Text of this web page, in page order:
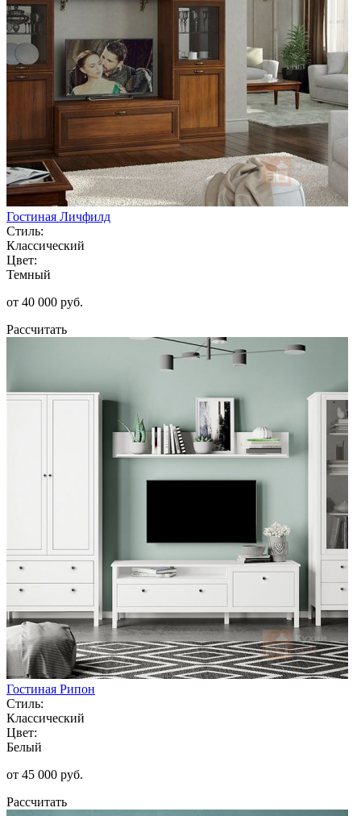
Гостиная Личфилд
Стиль:
Классический
Цвет:
Темный
от 40 000 руб.
Рассчитать
Гостиная Рипон
Стиль:
Классический
Цвет:
Белый
от 45 000 руб.
Рассчитать